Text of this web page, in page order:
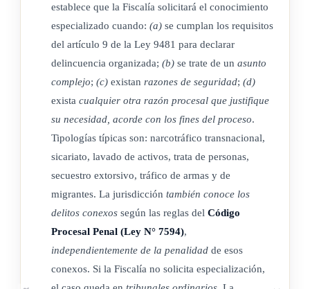
ámbitos auxiliar de justicia o jurisdiccional, en materia penal,
por un mínimo de seis años y estar elegible en el escalafón
correspondiente.
5-) Poseer una condición de nombramiento profesional en
propiedad, previo cumplimiento del período de prueba, en el
Poder Judicial.
6-) Poseer capacitación especializada en delincuencia
organizada impartida por la Escuela Judicial o en
coordinación con ella.
Estos jueces devengarán un incentivo salarial respecto de los
demás jueces del Tribunal Penal o del Tribunal de Apelación
de Sentencia, según cada caso.
establece que la Fiscalía solicitará el conocimiento
especializado cuando: (a) se cumplan los requisitos
del artículo 9 de la Ley 9481 para declarar
delincuencia organizada; (b) se trate de un asunto
complejo; (c) existan razones de seguridad; (d)
exista cualquier otra razón procesal que justifique
su necesidad, acorde con los fines del proceso.
Tipologías típicas son: narcotráfico transnacional,
sicariato, lavado de activos, trata de personas,
secuestro extorsivo, tráfico de armas y de
migrantes. La jurisdicción también conoce los
delitos conexos según las reglas del Código
Procesal Penal (Ley N° 7594),
independientemente de la penalidad de esos
conexos. Si la Fiscalía no solicita especialización,